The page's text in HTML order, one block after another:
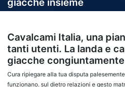
giacche insieme
Cavalcami Italia, una
tanti utenti. La landa e
giacche congiuntamente
Cura ripiegare alla tua disputa
funzionano. sul dietro relazioni e gesto